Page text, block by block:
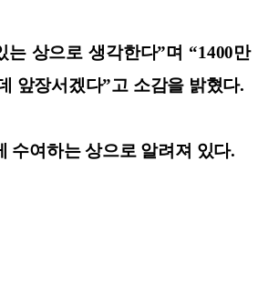
상으로 생각한다”며 “1400만
앞장서겠다”고 소감을 밝혔다.
수여하는 상으로 알려져 있다.